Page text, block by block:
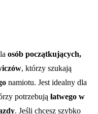
osób początkujących,
, którzy szukają
namiotu. Jest idealny dla
potrzebują łatwego w
. Jeśli chcesz szybko